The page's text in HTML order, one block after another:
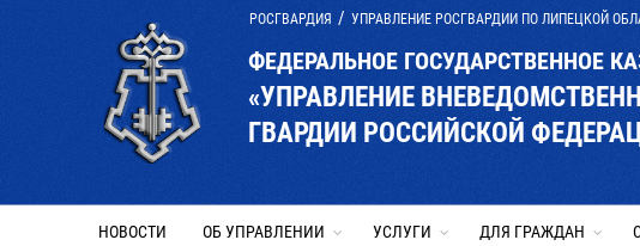
РОСГВАРДИЯ УПРАВЛЕНИЕ РОСГВАРДИИ ПО ЛИПЕЦКОЙ
ФЕДЕРАЛЬНОЕ ГОСУДАРСТВЕННОЕ
«УПРАВЛЕНИЕ
ГВАРДИИ РОССИЙСКОЙ
НОВОСТИ ОБ УПРАВЛЕНИИ УСЛУГИ ДЛЯ ГРАЖДАН